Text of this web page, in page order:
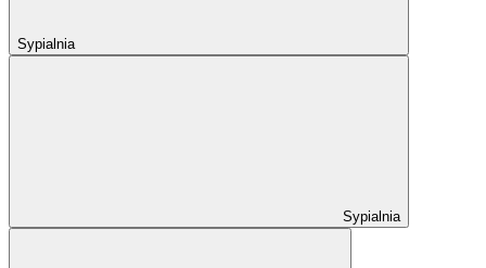
Sypialnia
Sypialnia